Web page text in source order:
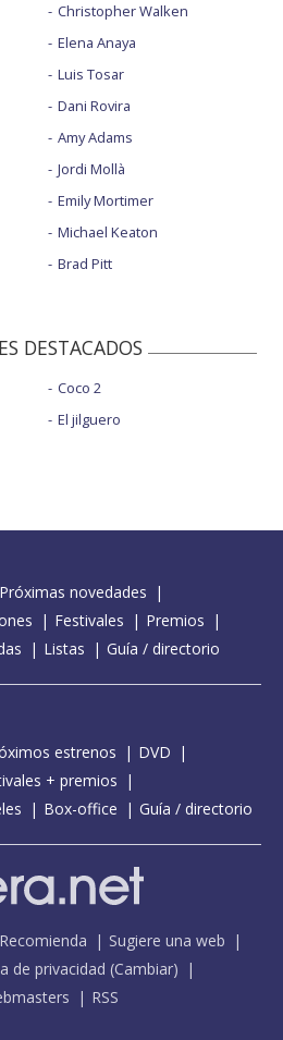
Christopher Walken
Elena Anaya
Luis Tosar
Dani Rovira
Amy Adams
Jordi Mollà
Emily Mortimer
Michael Keaton
Brad Pitt
DESTACADOS
Coco 2
El jilguero
Próximas novedades
Festivales
Premios
Listas Guía / directorio
estrenos
DVD
+ premios
Box-office Guía / directorio
Recomienda
Sugiere una web
de privacidad (Cambiar)
RSS